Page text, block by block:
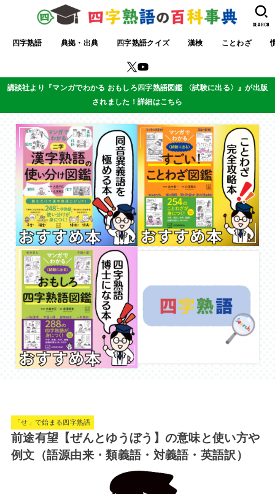
四字熟語 典拠・出典 四字熟語クイズ 漢検 ことわざ
SEARCH
講談社より『マンガでわかる おもしろ四字熟語図鑑 〈試験に出る〉』が出版
されました！詳細はこちら
「せ」で始まる四字熟語
前途有望【ぜんとゆうぼう】の意味と使い方や
例文（語源由来・類義語・対義語・英語訳）